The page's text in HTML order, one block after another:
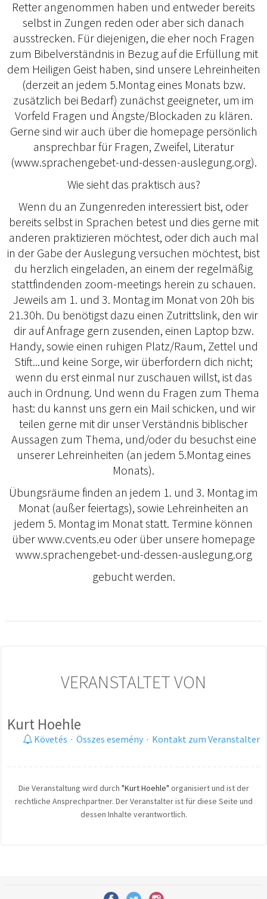
Retter angenommen haben und entweder bereits
selbst in Zungen reden oder aber sich danach
ausstrecken. Für diejenigen, die eher noch Fragen
zum Bibelverständnis in Bezug auf die Erfüllung mit
dem Heiligen Geist haben, sind unsere Lehreinheiten
(derzeit an jedem 5.Montag eines Monats bzw.
zusätzlich bei Bedarf) zunächst geeigneter, um im
Vorfeld Fragen und Ängste/Blockaden zu klären.
Gerne sind wir auch über die homepage persönlich
ansprechbar für Fragen, Zweifel, Literatur
(www.sprachengebet-und-dessen-auslegung.org).
Wie sieht das praktisch aus?
Wenn du an Zungenreden interessiert bist, oder
bereits selbst in Sprachen betest und dies gerne mit
anderen praktizieren möchtest, oder dich auch mal
in der Gabe der Auslegung versuchen möchtest, bist
du herzlich eingeladen, an einem der regelmäßig
stattfindenden zoom-meetings herein zu schauen.
Jeweils am 1. und 3. Montag im Monat von 20h bis
21.30h. Du benötigst dazu einen Zutrittslink, den wir
dir auf Anfrage gern zusenden, einen Laptop bzw.
Handy, sowie einen ruhigen Platz/Raum, Zettel und
Stift...und keine Sorge, wir überfordern dich nicht;
wenn du erst einmal nur zuschauen willst, ist das
auch in Ordnung. Und wenn du Fragen zum Thema
hast: du kannst uns gern ein Mail schicken, und wir
teilen gerne mit dir unser Verständnis biblischer
Aussagen zum Thema, und/oder du besuchst eine
unserer Lehreinheiten (an jedem 5.Montag eines
Monats).
Übungsräume finden an jedem 1. und 3. Montag im
Monat (außer feiertags), sowie Lehreinheiten an
jedem 5. Montag im Monat statt. Termine können
über www.cvents.eu oder über unsere homepage
www.sprachengebet-und-dessen-auslegung.org
gebucht werden.
VERANSTALTET VON
Kurt Hoehle
Követés · Összes esemény · Kontakt zum Veranstalter
Die Veranstaltung wird durch "Kurt Hoehle" organisiert und ist der
rechtliche Ansprechpartner. Der Veranstalter ist für diese Seite und
dessen Inhalte verantwortlich.